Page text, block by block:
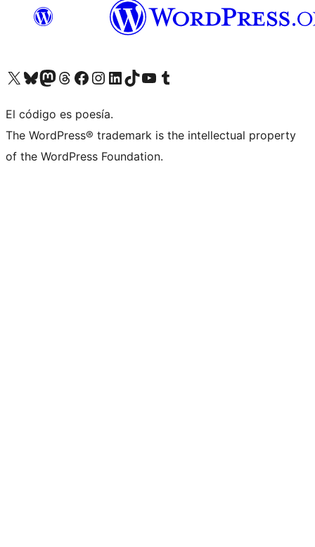
Visita nuestra cuenta de X (anteriormente Twitter)
Visita nuestra cuenta de Bluesky
Visita nuestra cuenta de Mastodon
Visita nuestra cuenta de Threads
Visita nuestra página de Facebook
Visita nuestra cuenta de Instagram
Visita nuestra cuenta de LinkedIn
Visita nuestra cuenta de TikTok
Visita nuestro canal de YouTube
Visita nuestra cuenta de Tumblr
El código es poesía.
The WordPress® trademark is the intellectual property
of the WordPress Foundation.